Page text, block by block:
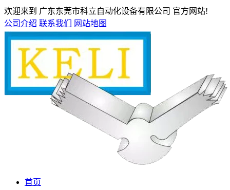
欢迎来到 广东东莞市科立自动化设备有限公司 官方网站!
公司介绍 联系我们 网站地图
首页